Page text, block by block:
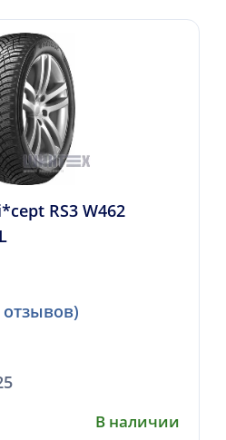
RS3 W462
отзывов)
В наличии